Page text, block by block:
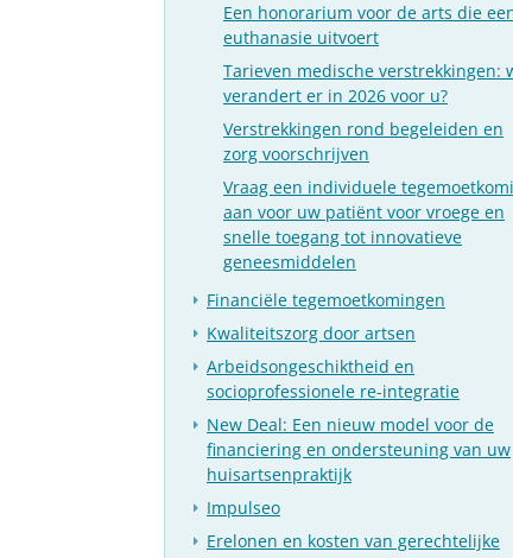
Een honorarium voor de arts die
euthanasie uitvoert
Tarieven medische verstrekkingen:
verandert er in 2026 voor u?
Verstrekkingen rond begeleiden en
zorg voorschrijven
Vraag een individuele
aan voor uw patiënt voor vroege en
snelle toegang tot innovatieve
geneesmiddelen
Financiële tegemoetkomingen
Kwaliteitszorg door artsen
Arbeidsongeschiktheid en
socioprofessionele re-integratie
New Deal: Een nieuw model voor de
financiering en ondersteuning van uw
huisartsenpraktijk
Impulseo
Erelonen en kosten van gerechtelijke